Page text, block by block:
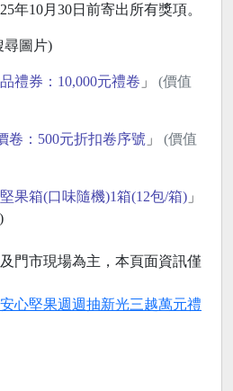
年10月30日前寄出所有獎項。
尋圖片)
禮券：10,000元禮卷 」 (價值
卷：500元折扣卷序號 」 (價值
果箱(口味隨機)1箱(12包/箱)」
門市現場為主，本頁面資訊僅
心堅果週週抽新光三越萬元禮